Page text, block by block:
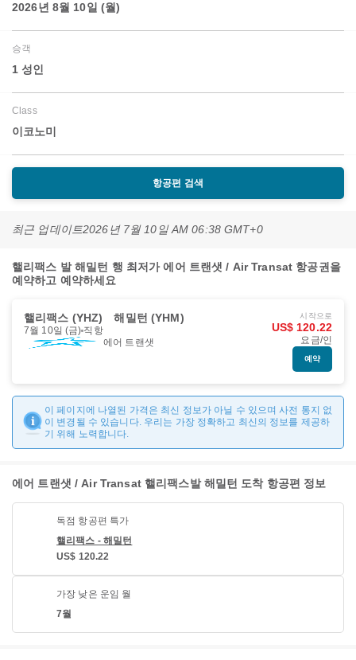
2026년 8월 10일 (월)
승객
1 성인
Class
이코노미
항공편 검색
최근 업데이트2026년 7월 10일 AM 06:38 GMT+0
핼리팩스 발 해밀턴 행 최저가 에어 트랜샛 / Air Transat 항공권을
예약하고 예약하세요
핼리팩스 (YHZ) 해밀턴 (YHM)
7월 10일 (금) 직항
에어 트랜샛
시작으로
US$ 120.22
요금/인
예약
이 페이지에 나열된 가격은 최신 정보가 아닐 수 있으며 사전 통지 없
이 변경될 수 있습니다. 우리는 가장 정확하고 최신의 정보를 제공하
기 위해 노력합니다.
에어 트랜샛 / Air Transat 핼리팩스발 해밀턴 도착 항공편 정보
독점 항공편 특가
핼리팩스 - 해밀턴
US$ 120.22
가장 낮은 운임 월
7월